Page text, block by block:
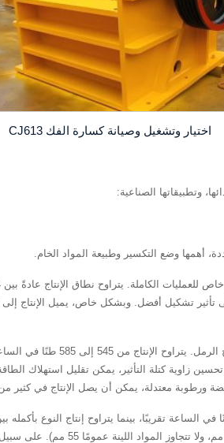
اختيار وتشغيل وصيانة كسارة الفك CJ613
تشكيل أفضل. وبشكل خاص، يميل الإنتاج
ورطوبة معتدلة، يمكن أن يصل الإنتاج في كثير
مثل صلابة المادة الخام والرطوبة